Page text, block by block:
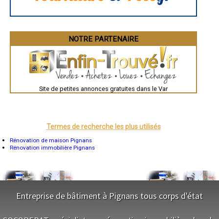
Évreux
Brest
Toulouse
Bordeaux
Montpellier
Rennes
Nantes
Orléans
Mende
Angers
Reims
Saint-Dizier
NOTRE PARTENAIRE
Site de petites annonces gratuites dans le Var
Termes de recherche les plus utilisés
Rénovation de maison Pignans
Rénovation immobilière Pignans
Entreprise de bâtiment à Pignans tous corps d'état